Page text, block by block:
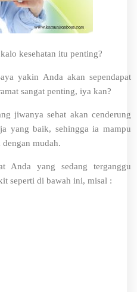
kesehatan itu penting?
yakin Anda akan sependapat
sangat penting, iya kan?
jiwanya sehat akan cenderung
yang baik, sehingga ia mampu
dengan mudah.
Anda yang sedang terganggu
seperti di bawah ini, misal :